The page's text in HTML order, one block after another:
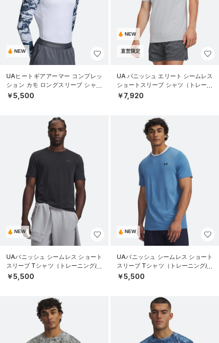
NEW
UAヒートギアアーマー コンプレッ
ション カモ ロングスリーブ シャツ
（トレーニング/MEN）
￥5,500
NEW
直営限定
UA バニッシュ エリート シームレス
ショートスリーブ シャツ（トレーニ
ング/MEN）
￥7,920
NEW
UAバニッシュ シームレス ショート
スリーブ Tシャツ（トレーニング/M
EN）
￥5,500
NEW
UAバニッシュ シームレス ショート
スリーブ Tシャツ（トレーニング/M
EN）
￥5,500